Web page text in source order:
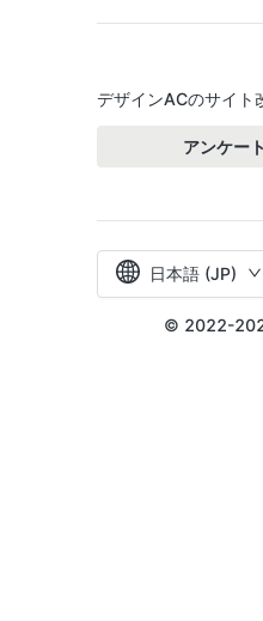
デザインACのサイト
アンケー
日本語 (JP)
© 2022-